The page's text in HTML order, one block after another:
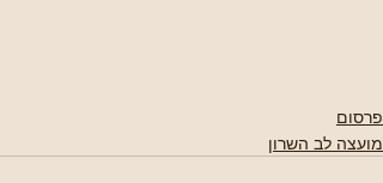
פרסום
מועצה לב השרון